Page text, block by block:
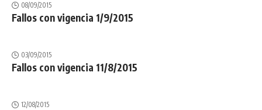
08/09/2015
Fallos con vigencia 1/9/2015
03/09/2015
Fallos con vigencia 11/8/2015
12/08/2015